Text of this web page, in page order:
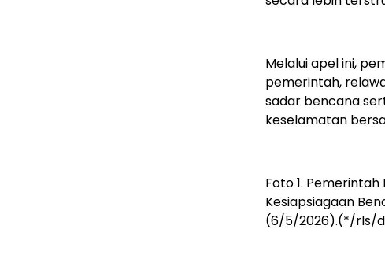
Melalui apel ini,
pemerintah,
sadar bencana
keselamatan
Foto 1.
Kesiapsiagaan
(6/5/2026).(*/rls/